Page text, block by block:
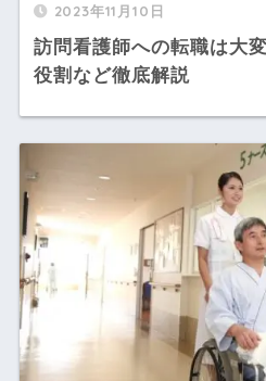
2023年11月10日
訪問看護師への転職は大
役割など徹底解説